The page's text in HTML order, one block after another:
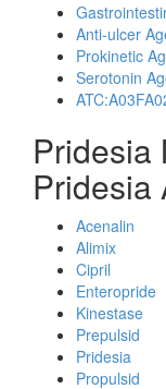
Anti-ulcer
Prokinetic
Serotonin
Pridesia
Pridesia
Acenalin
Alimix
Cipril
Enteropride
Kinestase
Prepulsid
Pridesia
Propulsid